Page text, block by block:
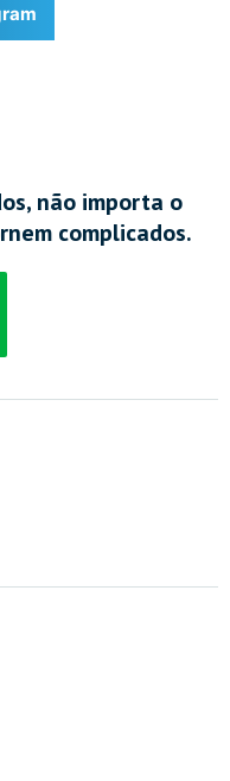
não importa o
complicados.